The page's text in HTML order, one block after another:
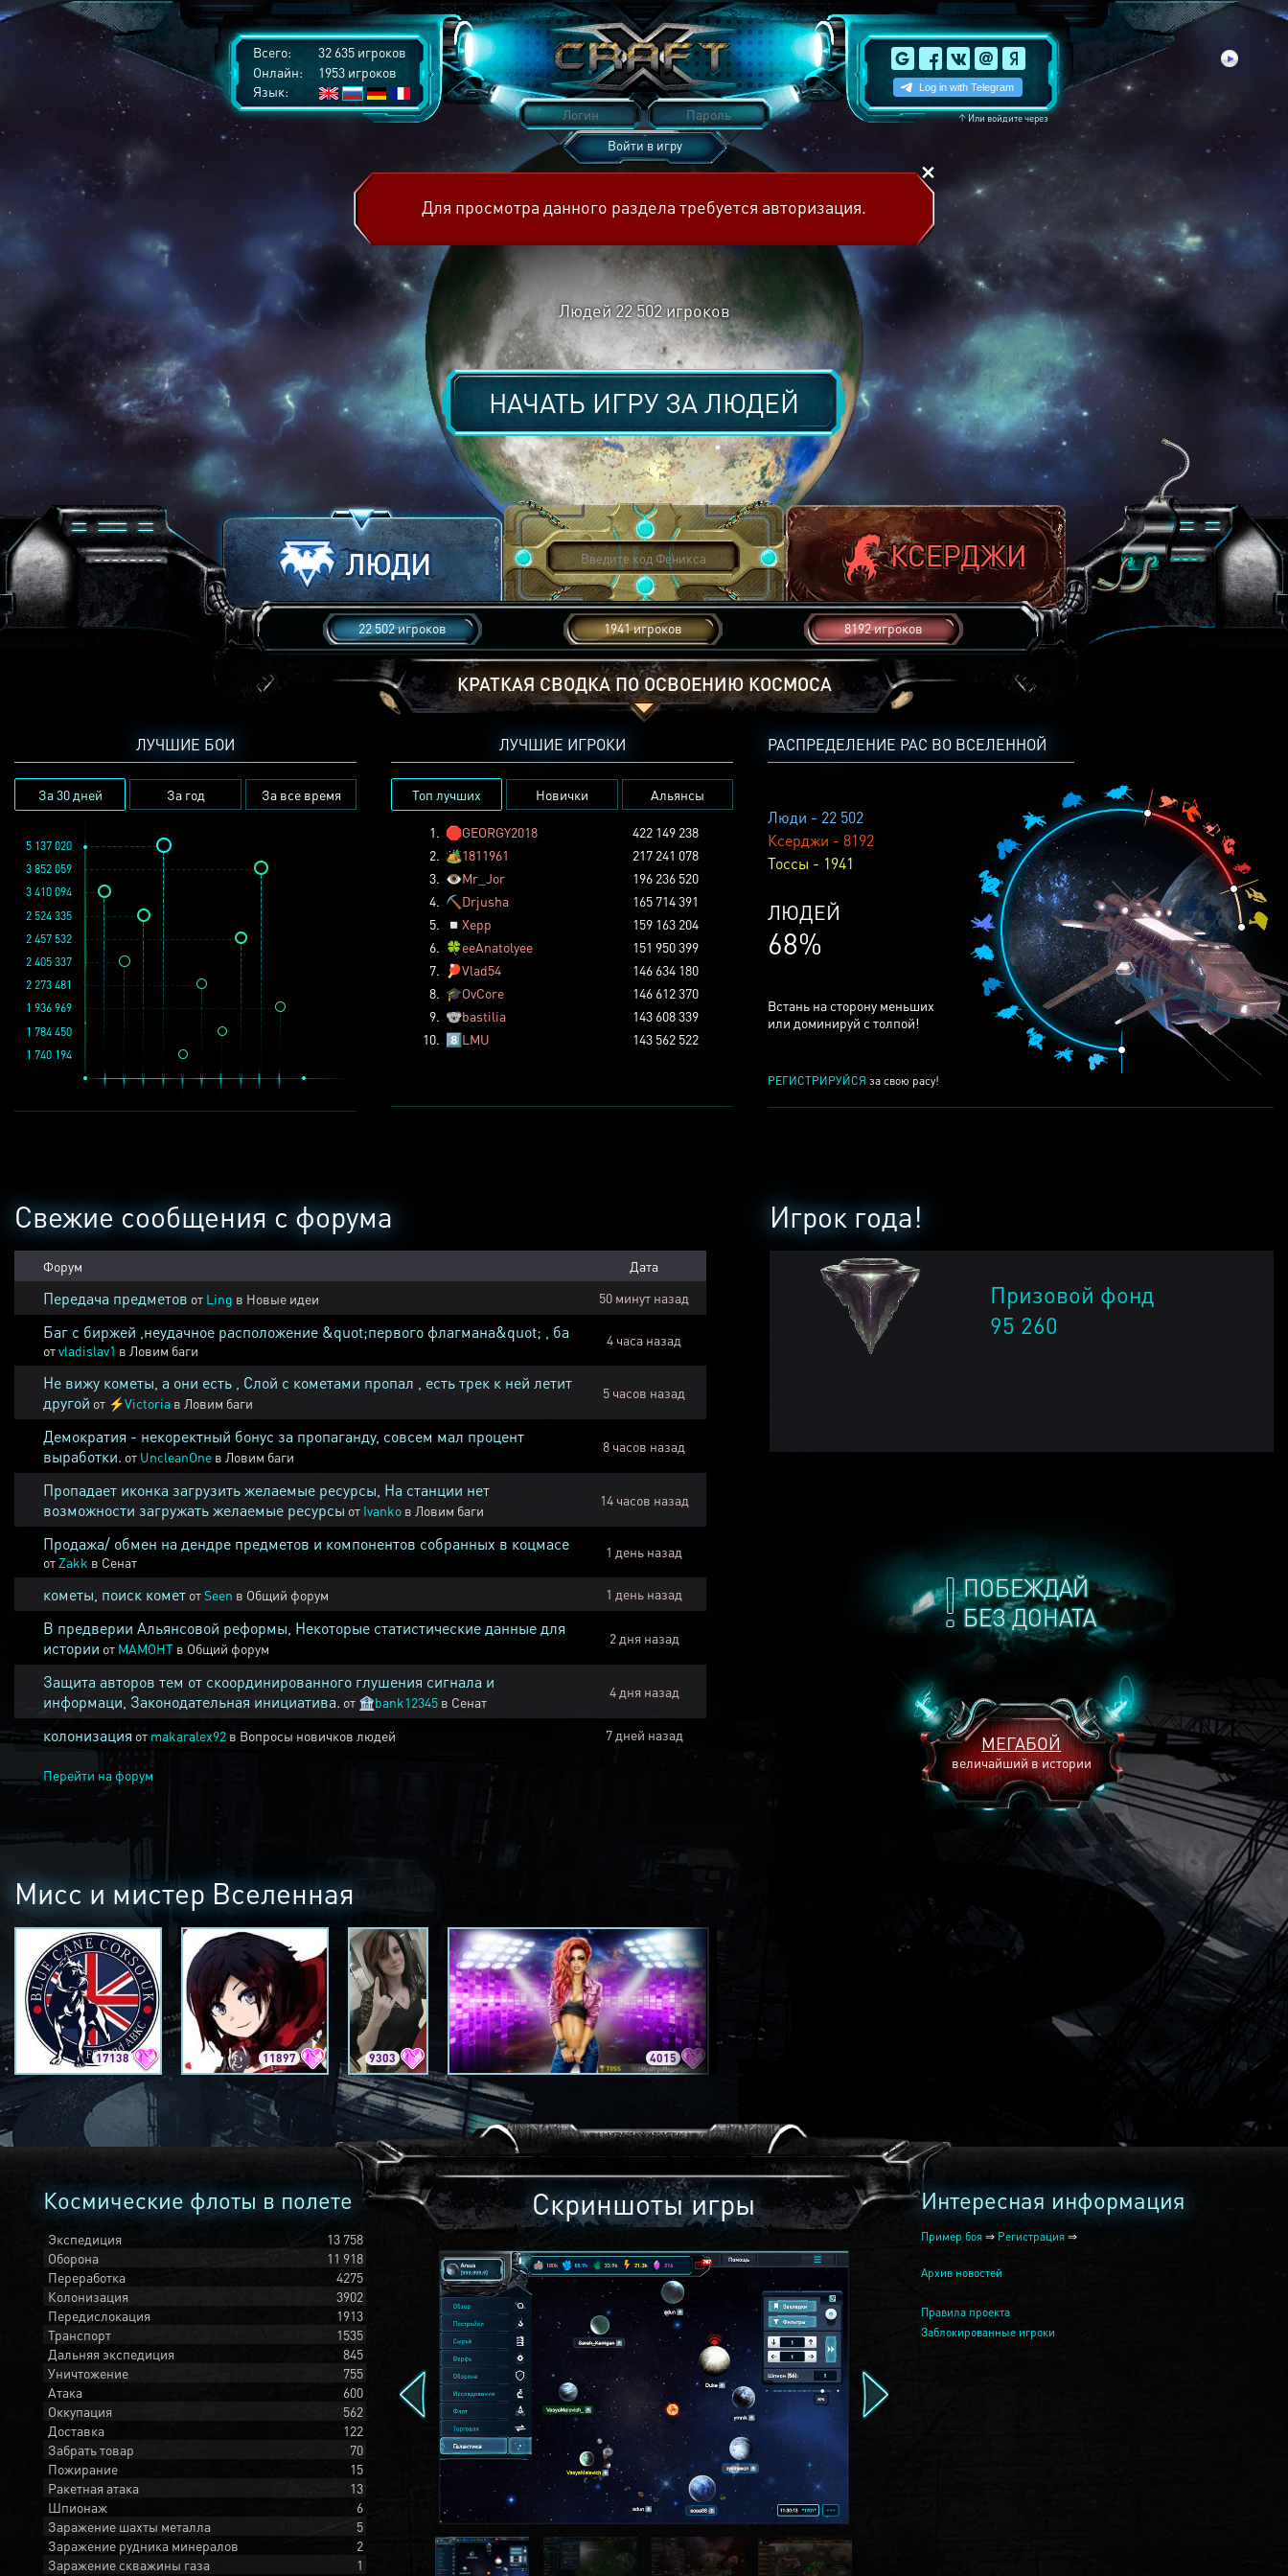
Всего:
32 635 игроков
Онлайн:
1953 игроков
Язык:
↑Или войдите через
Войти в игру
Для просмотра данного раздела требуется авторизация.
Людей 22 502игроков
НАЧАТЬ ИГРУ ЗАЛЮДЕЙ
22 502 игроков 1941 игроков 8192 игроков
КРАТКАЯ СВОДКА ПО ОСВОЕНИЮ КОСМОСА
РАСПРЕДЕЛЕНИЕ РАС ВО ВСЕЛЕННОЙ
Люди - 22 502
Ксерджи - 8192
Тоссы - 1941
КСЕРДЖЕЙ
25%
Встань на сторону меньших
или доминируй с толпой!
РЕГИСТРИРУЙСЯ за свою расу!
ЛУЧШИЕ БОИ
За 30 дней За год За все время
1 936 969
3 852 059
2 457 532
1 784 450
2 273 481
1 740 194
5 137 020
2 524 335
2 405 337
3 410 094
ЛУЧШИЕ ИГРОКИ
Топ лучших Новички Альянсы
1. 🛑GEORGY2018
422 149 238
2. 🏕️1811961
217 241 078
3. 👁️Mr_Jor
196 236 520
4. ⛏️ Drjusha
165 714 391
5.
◽ Xepp
159 163 204
6. 🍀eeAnatolyee
151 950 399
7.
🏓Vlad54
146 634 180
8. 🎓OvCore
146 612 370
9. 🐨bastilia
143 608 339
10. 8️⃣LMU 143 562 522
ПОБЕЖДАЙ
БЕЗ ДОНАТА
МЕГАБОЙ
величайший в истории
Игрок года!
Призовой фонд
95 260
Свежие сообщения с форума
Форум Дата
Передача предметов от Ling в Новые идеи 50 минут назад
Баг с биржей ,неудачное расположение &quot;первого флагмана&quot; , ба
отvladislav1 в Ловим баги
4 часа назад
Не вижу кометы, а они есть , Слой с кометами пропал , есть трек к ней летит
другой от ⚡Victoria в Ловим баги
5 часов назад
Демократия - некоректный бонус за пропаганду, совсем мал процент
выработки. от UncleanOne в Ловим баги
8 часов назад
Пропадает иконка загрузить желаемые ресурсы, На станции нет
возможности загружать желаемые ресурсы от Ivanko в Ловим баги
14 часов назад
Продажа/ обмен на дендре предметов и компонентов собранных в коцмасе
от Zakk в Сенат
1 день назад
кометы, поиск комет отSeen в Общий форум 1 день назад
В предверии Альянсовой реформы, Некоторые статистические данные для
истории от MAMOHT в Общий форум
2 дня назад
Защита авторов тем от скоординированного глушения сигнала и
информаци, Законодательная инициатива. от 🏦bank12345 в Сенат
4 дня назад
колонизация от makaralex92 в Вопросы новичков людей 7 дней назад
Перейти на форум
Мисс и мистер Вселенная
17138 11897 9303 4015 2240
Космические флоты в полете
Экспедиция
13 758
Оборона
11 918
Переработка
4275
Колонизация
3902
Передислокация
1913
Транспорт
1535
Дальняя экспедиция
845
Уничтожение
755
Атака
600
Оккупация
562
Доставка
122
Забрать товар
70
Пожирание
15
Ракетная атака
13
Шпионаж
6
Заражение шахты металла
5
Заражение рудника минералов
2
Заражение скважины газа
1
Скриншоты игры Интересная информация
Пример боя ⇒ Регистрация ⇒
Архив новостей
Правила проекта
Заблокированные игроки